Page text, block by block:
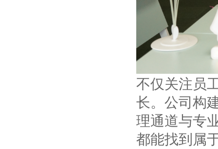
不仅关注员
长。公司构
理通道与专
都能找到属